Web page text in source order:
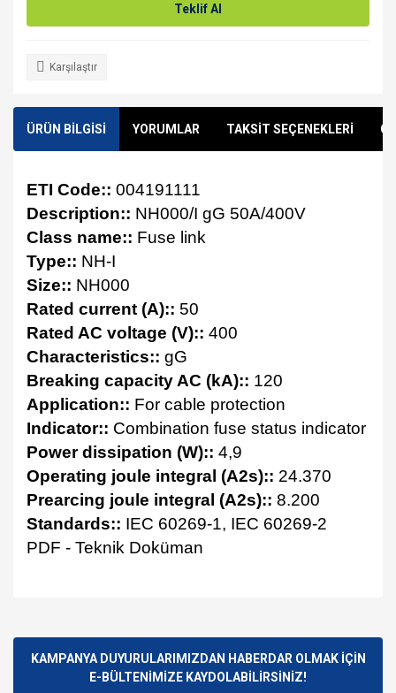
Teklif Al
Karşılaştır
ÜRÜN BİLGİSİ YORUMLAR TAKSİT SEÇENEKLERİ
ETI Code:: 004191111
Description:: NH000/I gG 50A/400V
Class name:: Fuse link
Type:: NH-I
Size:: NH000
Rated current (A):: 50
Rated AC voltage (V):: 400
Characteristics:: gG
Breaking capacity AC (kA):: 120
Application:: For cable protection
Indicator:: Combination fuse status indicator
Power dissipation (W):: 4,9
Operating joule integral (A2s):: 24.370
Prearcing joule integral (A2s):: 8.200
Standards:: IEC 60269-1, IEC 60269-2
PDF - Teknik Doküman
Yorum Yaz
kullanarak tarafımıza iletebilirsiniz.
Görüş ve önerileriniz için teşekkür ederiz.
KAMPANYA DUYURULARIMIZDAN HABERDAR OLMAK İÇİN
E-BÜLTENİMİZE KAYDOLABİLİRSİNİZ!